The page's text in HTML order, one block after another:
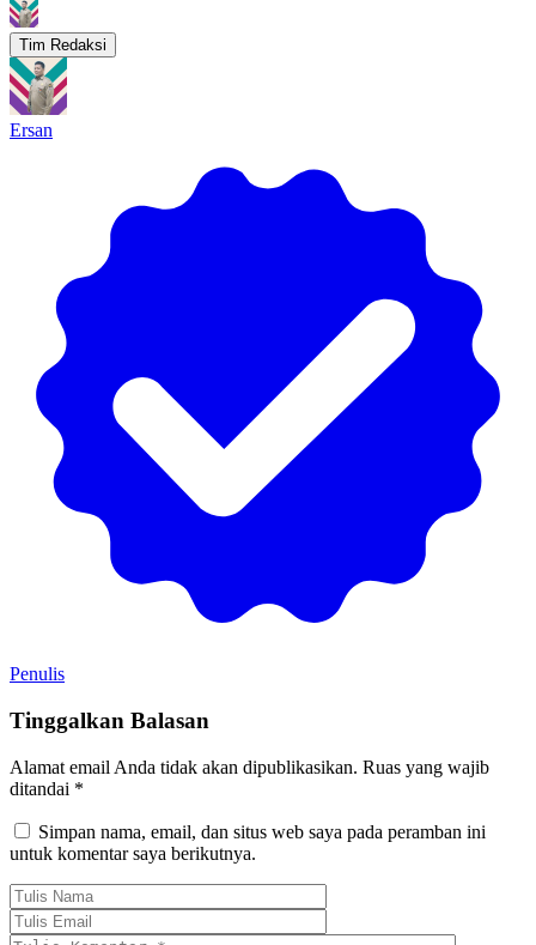
Tim Redaksi
Ersan
Penulis
Tinggalkan Balasan
Alamat email Anda tidak akan dipublikasikan. Ruas yang wajib
ditandai *
Simpan nama, email, dan situs web saya pada peramban ini
untuk komentar saya berikutnya.